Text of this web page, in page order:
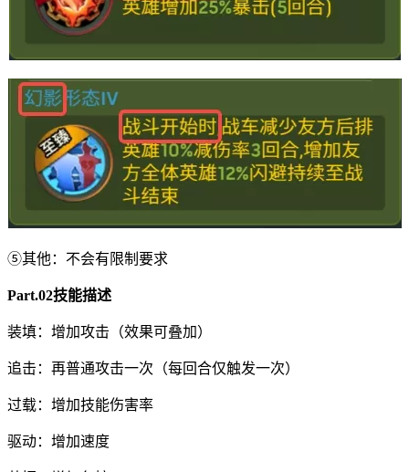
⑤其他：不会有限制要求
Part.02技能描述
装填：增加攻击（效果可叠加）
追击：再普通攻击一次（每回合仅触发一次）
过载：增加技能伤害率
驱动：增加速度